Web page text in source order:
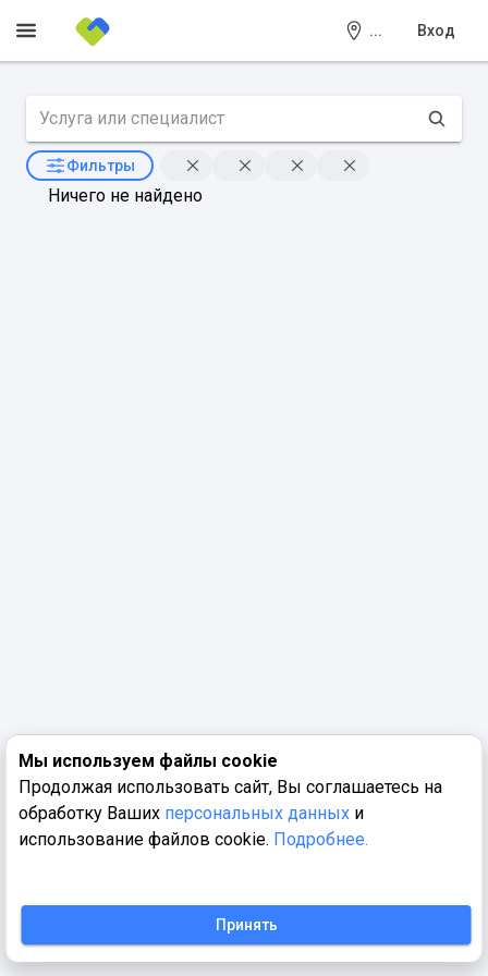
... Вход
Фильтры
Ничего не найдено
Мы используем файлы cookie
Продолжая использовать сайт, Вы соглашаетесь на
обработку Ваших персональных данных и
использование файлов cookie. Подробнее.
Принять